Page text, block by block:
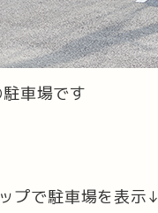
車場です
プで駐車場を表示↓